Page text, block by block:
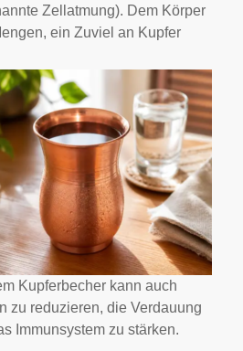
Zellatmung). Dem Körper
ein Zuviel an Kupfer
Kupferbecher kann auch
zu reduzieren, die Verdauung
Immunsystem zu stärken.